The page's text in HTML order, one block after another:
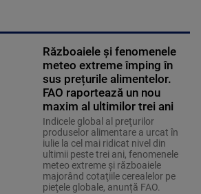
Războaiele și fenomenele
meteo extreme împing în
sus prețurile alimentelor.
FAO raportează un nou
maxim al ultimilor trei ani
Indicele global al preţurilor
produselor alimentare a urcat în
iulie la cel mai ridicat nivel din
ultimii peste trei ani, fenomenele
meteo extreme şi războaiele
majorând cotaţiile cerealelor pe
pieţele globale, anunță FAO.